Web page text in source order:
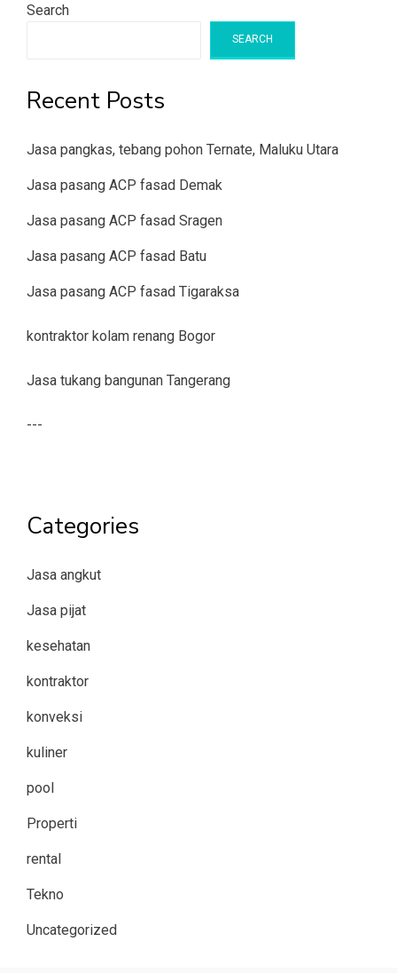
Search
SEARCH
Recent Posts
Jasa pangkas, tebang pohon Ternate, Maluku Utara
Jasa pasang ACP fasad Demak
Jasa pasang ACP fasad Sragen
Jasa pasang ACP fasad Batu
Jasa pasang ACP fasad Tigaraksa
kontraktor kolam renang Bogor
Jasa tukang bangunan Tangerang
---
Categories
Jasa angkut
Jasa pijat
kesehatan
kontraktor
konveksi
kuliner
pool
Properti
rental
Tekno
Uncategorized